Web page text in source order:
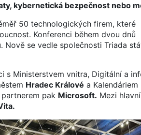
kybernetická bezpečnost nebo
50 technologických firem, které
Konferenci během dvou dnů
se vedle společnosti Triada
s Ministerstvem vnitra, Digitální a
Hradec Králové a Kalendáriem
partnerem pak Microsoft. Mezi